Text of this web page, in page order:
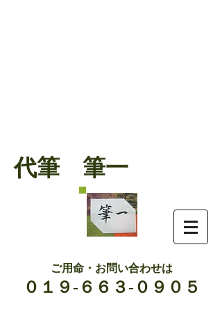
代筆 筆一
ご用命・お問い合わせは
０１９-６６３-０９０５